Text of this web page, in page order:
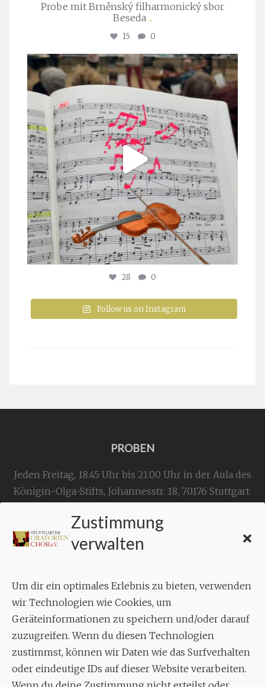
Zustimmung
verwalten
Um dir ein optimales Erlebnis zu bieten, verwenden
wir Technologien wie Cookies, um
Geräteinformationen zu speichern und/oder darauf
zuzugreifen. Wenn du diesen Technologien
zustimmst, können wir Daten wie das Surfverhalten
oder eindeutige IDs auf dieser Website verarbeiten.
Probe mit Brněnský filharmonický sbor
Beseda ...
15 0
stuttgarter_oratorienchor
Juli 23
28 0
Follow us on Instagram
PROBEN
Jeden Freitag, 18.45 Uhr bis 21.00 Uhr in der Aula des
Königin-Olga-Stifts, Johannesstr. 18, 70176 Stuttgart.
KONTAKT
Geschäftsstelle:
Aixheimer Str. 18
70619 Stuttgart
MUSIK
Musikalischer Leiter:
Enrico Trummer